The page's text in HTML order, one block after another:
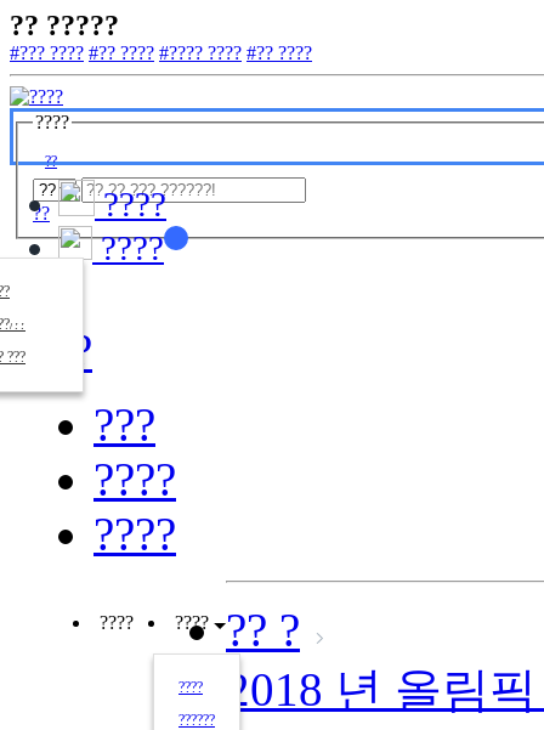
?? ?????
#??? ???? #?? ???? #???? ???? #?? ????
????
??
?? ????
??
???
????
????
???
????
????
???? ????
????
??????
?? ?
2018 년 올림